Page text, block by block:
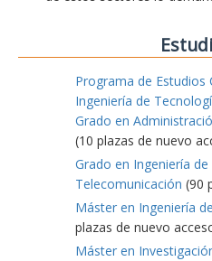
Programa de Estudios
Ingeniería de
Grado en
(10 plazas de nuevo
Grado en Ingeniería
Telecomunicación (90
Máster en Ingeniería
plazas de nuevo
Máster en